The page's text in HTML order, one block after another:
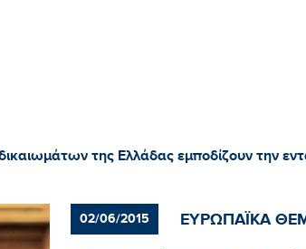
της Ελλάδας εμποδίζουν την
02/06/2015 ΕΥΡΩΠΑΪΚΑ